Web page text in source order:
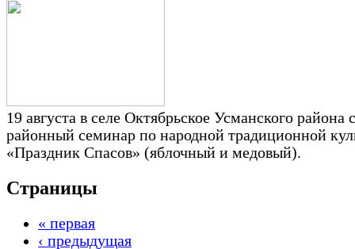
19 августа в селе Октябрьское Усманского района
районный семинар по народной традиционной
«Праздник Спасов» (яблочный и медовый).
Страницы
« первая
‹ предыдущая